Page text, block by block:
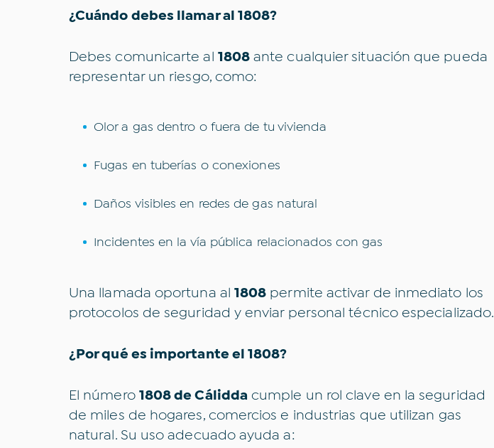
¿Cuándo debes llamar al 1808?
Debes comunicarte al 1808 ante cualquier situación que pueda
representar un riesgo, como:
Olor a gas dentro o fuera de tu vivienda
Fugas en tuberías o conexiones
Daños visibles en redes de gas natural
Incidentes en la vía pública relacionados con gas
Una llamada oportuna al 1808 permite activar de inmediato los
protocolos de seguridad y enviar personal técnico especializado.
¿Por qué es importante el 1808?
El número 1808 de Cálidda cumple un rol clave en la seguridad
de miles de hogares, comercios e industrias que utilizan gas
natural. Su uso adecuado ayuda a:
Todo